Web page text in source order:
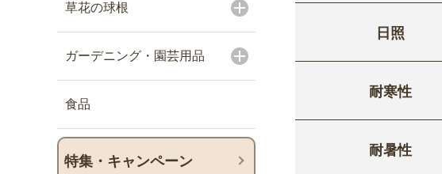
草花の球根
ガーデニング・園芸用品
食品
特集・キャンペーン
日照
耐寒性
耐暑性